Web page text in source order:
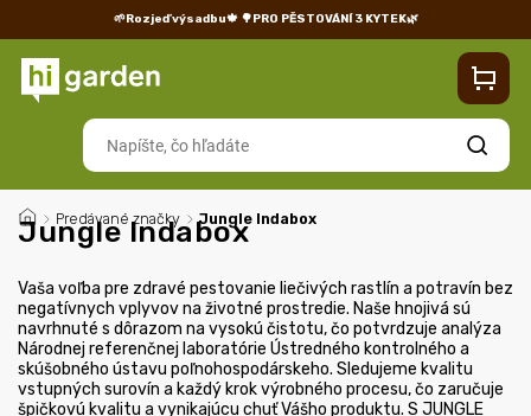
🌱Rozjeď výsadbu🍁 🌳PRO PĚSTOVÁNÍ 3 KYTEK🌿
Vrátenie/reklamácia
Hľadať
/ Predávané značky / Jungle Indabox
Jungle Indabox
Vaša voľba pre zdravé pestovanie liečivých rastlín a potravín bez
negatívnych vplyvov na životné prostredie. Naše hnojivá sú
navrhnuté s dôrazom na vysokú čistotu, čo potvrdzuje analýza
Národnej referenčnej laboratórie Ústredného kontrolného a
skúšobného ústavu poľnohospodárskeho. Sledujeme kvalitu
vstupných surovín a každý krok výrobného procesu, čo zaručuje
špičkovú kvalitu a vynikajúcu chuť Vášho produktu. S JUNGLE